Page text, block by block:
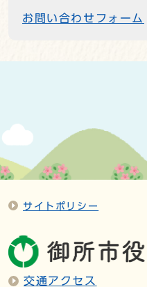
お問い合わせフォーム
サイトポリシー
交通アクセス